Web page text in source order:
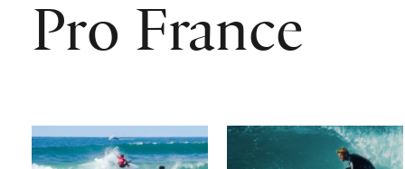
Pro France